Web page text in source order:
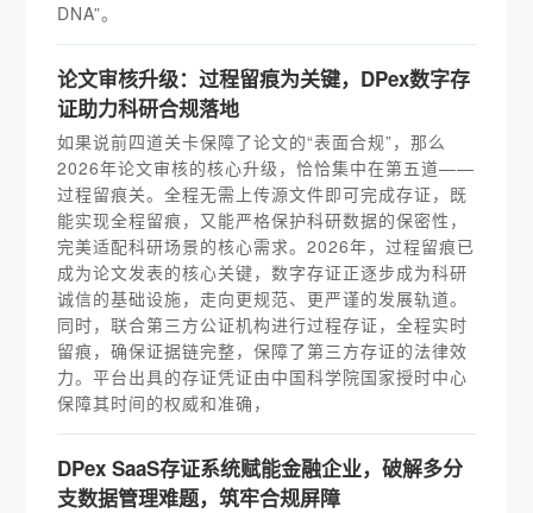
DNA”。
论文审核升级：过程留痕为关键，DPex数字存
证助力科研合规落地
如果说前四道关卡保障了论文的“表面合规”，那么
2026年论文审核的核心升级，恰恰集中在第五道——
过程留痕关。全程无需上传源文件即可完成存证，既
能实现全程留痕，又能严格保护科研数据的保密性，
完美适配科研场景的核心需求。2026年，过程留痕已
成为论文发表的核心关键，数字存证正逐步成为科研
诚信的基础设施，走向更规范、更严谨的发展轨道。
同时，联合第三方公证机构进行过程存证，全程实时
留痕，确保证据链完整，保障了第三方存证的法律效
力。平台出具的存证凭证由中国科学院国家授时中心
保障其时间的权威和准确，
DPex SaaS存证系统赋能金融企业，破解多分
支数据管理难题，筑牢合规屏障